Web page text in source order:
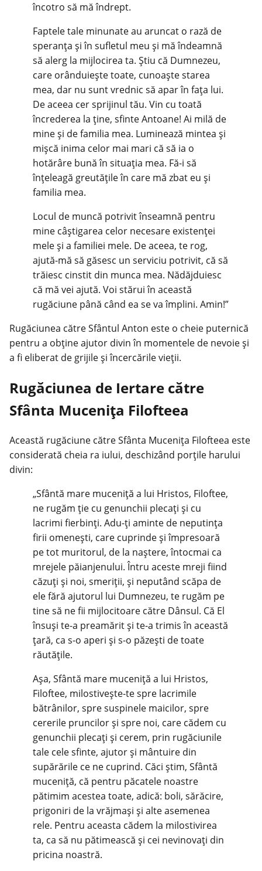
încotro să mă îndrept.
Faptele tale minunate au aruncat o rază de
speranța și în sufletul meu și mă îndeamnă
să alerg la mijlocirea ta. Știu că Dumnezeu,
care orânduiește toate, cunoaște starea
mea, dar nu sunt vrednic să apar în fața lui.
De aceea cer sprijinul tău. Vin cu toată
încrederea la ține, sfinte Antoane! Ai milă de
mine și de familia mea. Luminează mintea și
mișcă inima celor mai mari că să ia o
hotărâre bună în situația mea. Fă-i să
înțeleagă greutățile în care mă zbat eu și
familia mea.
Locul de muncă potrivit înseamnă pentru
mine câștigarea celor necesare existenței
mele și a familiei mele. De aceea, te rog,
ajută-mă să găsesc un serviciu potrivit, că să
trăiesc cinstit din munca mea. Nădăjduiesc
că mă vei ajută. Voi stărui în această
rugăciune până când ea se va împlini. Amin!”
Rugăciunea către Sfântul Anton este o cheie puternică
pentru a obține ajutor divin în momentele de nevoie și
a fi eliberat de grijile și încercările vieții.
Rugăciunea de Iertare către
Sfânta Mucenița Filofteea
Această rugăciune către Sfânta Mucenița Filofteea este
considerată cheia ra iului, deschizând porțile harului
divin:
„Sfântă mare muceniță a lui Hristos, Filoftee,
ne rugăm ție cu genunchii plecați și cu
lacrimi fierbinți. Adu-ți aminte de neputința
firii omenești, care cuprinde și împresoară
pe tot muritorul, de la naștere, întocmai ca
mrejele păianjenului. Întru aceste mreji fiind
căzuți și noi, smeriții, și neputând scăpa de
ele fără ajutorul lui Dumnezeu, te rugăm pe
tine să ne fii mijlocitoare către Dânsul. Că El
însuși te-a preamărit și te-a trimis în această
țară, ca s-o aperi și s-o păzești de toate
răutățile.
Așa, Sfântă mare muceniță a lui Hristos,
Filoftee, milostivește-te spre lacrimile
bătrânilor, spre suspinele maicilor, spre
cererile pruncilor și spre noi, care cădem cu
genunchii plecați și cerem, prin rugăciunile
tale cele sfinte, ajutor și mântuire din
supărările ce ne cuprind. Căci știm, Sfântă
muceniță, că pentru păcatele noastre
pătimim acestea toate, adică: boli, sărăcire,
prigoniri de la vrăjmași și alte asemenea
rele. Pentru aceasta cădem la milostivirea
ta, ca să nu pătimească și cei nevinovați din
pricina noastră.